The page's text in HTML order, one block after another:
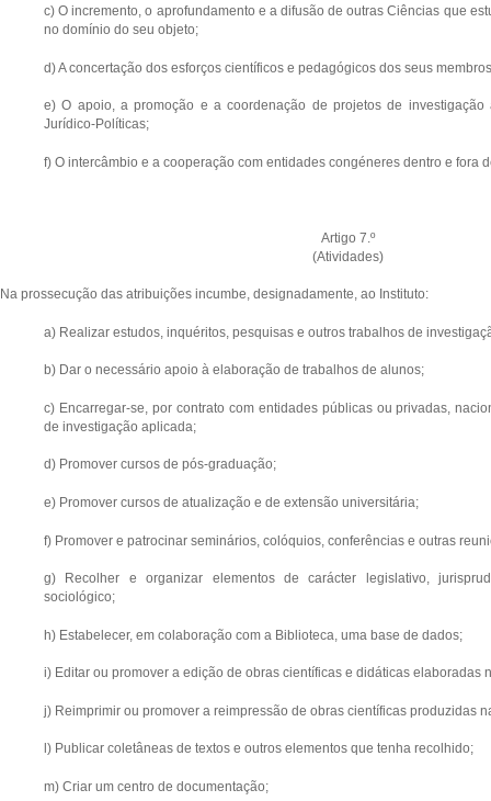
c) O incremento, o aprofundamento e a difusão de outras Ciências que
no domínio do seu objeto;
d) A concertação dos esforços científicos e pedagógicos dos seus
e) O apoio, a promoção e a coordenação de projetos de
Jurídico-Políticas;
f) O intercâmbio e a cooperação com entidades congéneres dentro e fora
Artigo 7.º
(Atividades)
Na prossecução das atribuições incumbe, designadamente, ao Instituto:
a) Realizar estudos, inquéritos, pesquisas e outros trabalhos de
b) Dar o necessário apoio à elaboração de trabalhos de alunos;
c) Encarregar-se, por contrato com entidades públicas ou privadas,
de investigação aplicada;
d) Promover cursos de pós-graduação;
e) Promover cursos de atualização e de extensão universitária;
f) Promover e patrocinar seminários, colóquios, conferências e outras
g) Recolher e organizar elementos de carácter legislativo,
sociológico;
h) Estabelecer, em colaboração com a Biblioteca, uma base de dados;
i) Editar ou promover a edição de obras científicas e didáticas elaboradas
j) Reimprimir ou promover a reimpressão de obras científicas produzidas
l) Publicar coletâneas de textos e outros elementos que tenha recolhido;
m) Criar um centro de documentação;